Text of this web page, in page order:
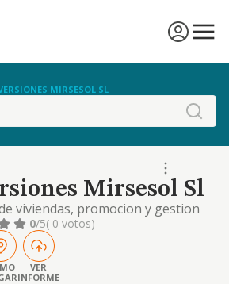
MIRSESOL SL
Mirsesol Sl
viviendas, promocion y gestion
asesoramiento e
en materia inmobiliaria;
promocion y gestion de
y servicios de construccion.
0/5( 0 votos)
VER
INFORME